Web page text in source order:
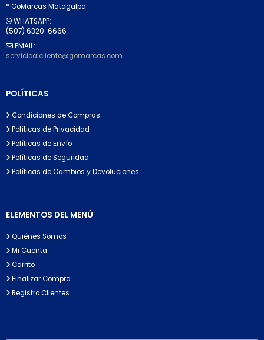
* GoMarcas Matagalpa
WHATSAPP:
(507) 6320-6666
EMAIL:
servicioalcliente@gomarcas.com
POLÍTICAS
Condiciones de Compras
Políticas de Privacidad
Políticas de Envío
Políticas de Seguridad
Políticas de Cambios y Devoluciones
ELEMENTOS DEL MENÚ
Quiénes Somos
Mi Cuenta
Carrito
Finalizar Compra
Registro Clientes